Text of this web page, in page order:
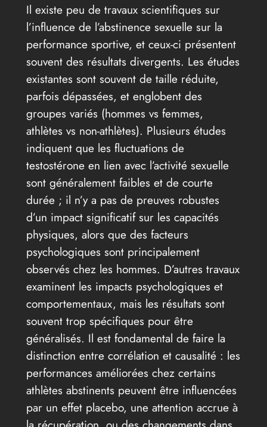
Il existe peu de travaux scientifiques sur
l’influence de l’abstinence sexuelle sur la
performance sportive, et ceux-ci présentent
souvent des résultats divergents. Les études
existantes sont souvent de taille réduite,
parfois dépassées, et englobent des
groupes variés (hommes vs femmes,
athlètes vs non-athlètes). Plusieurs études
indiquent que les fluctuations de
testostérone en lien avec l’activité sexuelle
sont généralement faibles et de courte
durée ; il n’y a pas de preuves robustes
d’un impact significatif sur les capacités
physiques, alors que des facteurs
psychologiques sont principalement
observés chez les hommes. D’autres travaux
examinent les impacts psychologiques et
comportementaux, mais les résultats sont
souvent trop spécifiques pour être
généralisés. Il est fondamental de faire la
distinction entre corrélation et causalité : les
performances améliorées chez certains
athlètes abstinents peuvent être influencées
par un effet placebo, une attention accrue à